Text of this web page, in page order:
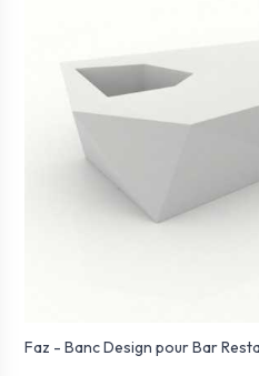
Faz - Banc Design pour Bar